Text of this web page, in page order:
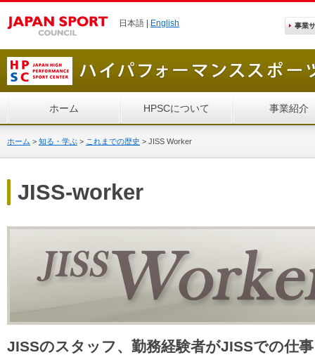
日本語 | English 事業
ホーム HPSCについて 事業紹介
ホーム > 知る・学ぶ > これまでの歴史 > JISS Worker
JISS-worker
JISSのスタッフ、勤務経験者がJISSでの仕